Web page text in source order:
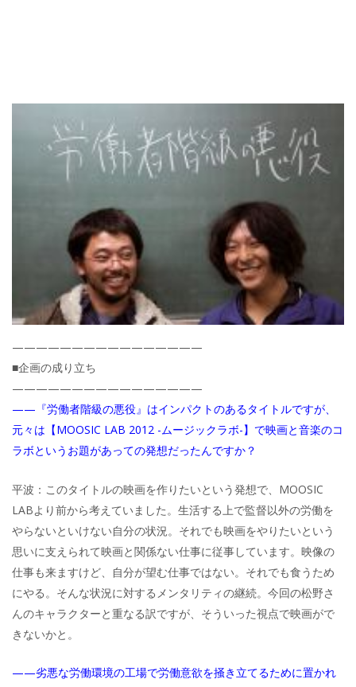
————————————————
■企画の成り立ち
————————————————
——『労働者階級の悪役』はインパクトのあるタイトルですが、
元々は【MOOSIC LAB 2012 -ムージックラボ-】で映画と音楽のコ
ラボというお題があっての発想だったんですか？
平波：このタイトルの映画を作りたいという発想で、MOOSIC
LABより前から考えていました。生活する上で監督以外の労働を
やらないといけない自分の状況。それでも映画をやりたいという
思いに支えられて映画と関係ない仕事に従事しています。映像の
仕事も来ますけど、自分が望む仕事ではない。それでも食うため
にやる。そんな状況に対するメンタリティの継続。今回の松野さ
んのキャラクターと重なる訳ですが、そういった視点で映画がで
きないかと。
——劣悪な労働環境の工場で労働意欲を掻き立てるために置かれ